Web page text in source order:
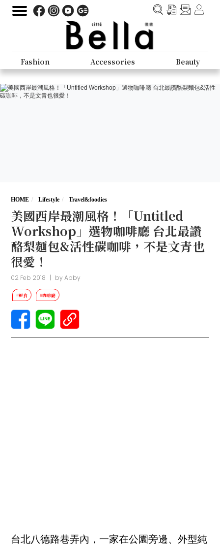
Fashion Accessories Beauty
HOME Lifestyle Travel&foodies
美國西岸最潮風格！「Untitled
Workshop」選物咖啡廳 台北最讚
酪梨麵包&活性碳咖啡，不是文青也
很愛！
02 Feb 2018 | byAbby
#輕食 #咖啡廳
台北八德路巷弄內，一家在公園旁邊、外型純